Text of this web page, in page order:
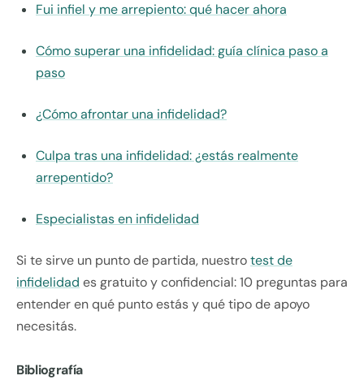
Fui infiel y me arrepiento: qué hacer ahora
Cómo superar una infidelidad: guía clínica paso a
paso
¿Cómo afrontar una infidelidad?
Culpa tras una infidelidad: ¿estás realmente
arrepentido?
Especialistas en infidelidad
Si te sirve un punto de partida, nuestrotest de
infidelidad es gratuito y confidencial: 10 preguntas para
entender en qué punto estás y qué tipo de apoyo
necesitás.
Bibliografía